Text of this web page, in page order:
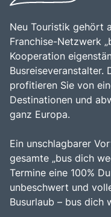
reichen Geschichte
unvergesslichen
Neu Touristik gehört
Franchise-Netzwerk
Kooperation
Busreiseveranstalter.
profitieren Sie von
Destinationen und
ganz Europa.
Ein unschlagbarer
gesamte „bus dich
Termine eine 100%
unbeschwert und
Busurlaub – bus dich